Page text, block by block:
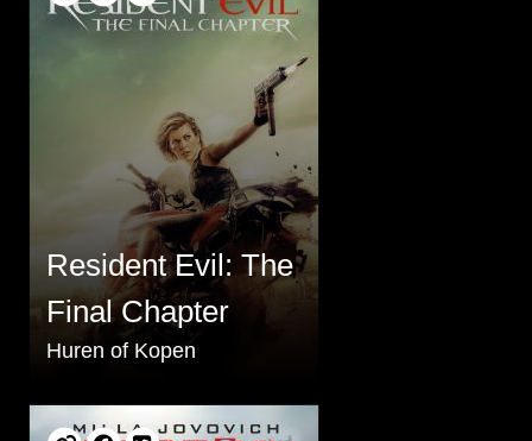
Resident Evil: The
Final Chapter
Huren of Kopen